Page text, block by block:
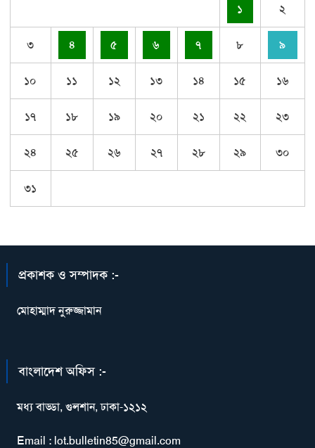
১ ২
৩ ৪ ৫ ৬ ৭ ৮ ৯
১০ ১১ ১২ ১৩ ১৪ ১৫ ১৬
১৭ ১৮ ১৯ ২০ ২১ ২২ ২৩
২৪ ২৫ ২৬ ২৭ ২৮ ২৯ ৩০
৩১
প্রকাশক ও সম্পাদক :-
মোহাম্মাদ নুরুজ্জামান
বাংলাদেশ অফিস :-
মধ্য বাড্ডা, গুলশান, ঢাকা-১২১২
Email : lot.bulletin85@gmail.com